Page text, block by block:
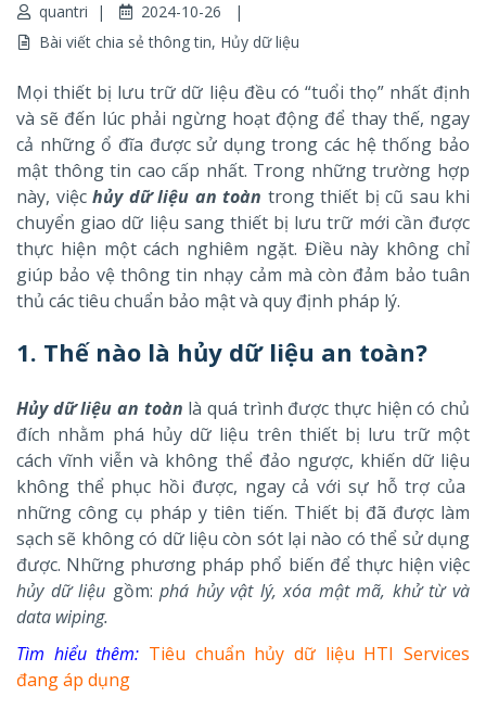
quantri
2024-10-26
Bài viết chia sẻ thông tin, Hủy dữ liệu
Mọi thiết bị lưu trữ dữ liệu đều có “tuổi thọ” nhất định
và sẽ đến lúc phải ngừng hoạt động để thay thế, ngay
cả những ổ đĩa được sử dụng trong các hệ thống bảo
mật thông tin cao cấp nhất. Trong những trường hợp
này, việc hủy dữ liệu an toàn trong thiết bị cũ sau khi
chuyển giao dữ liệu sang thiết bị lưu trữ mới cần được
thực hiện một cách nghiêm ngặt. Điều này không chỉ
giúp bảo vệ thông tin nhạy cảm mà còn đảm bảo tuân
thủ các tiêu chuẩn bảo mật và quy định pháp lý.
1. Thế nào là hủy dữ liệu an toàn?
Hủy dữ liệu an toàn làquá trình được thực hiện có chủ
đích nhằm phá hủy dữ liệu trên thiết bị lưu trữ một
cách vĩnh viễn và không thể đảo ngược, khiến dữ liệu
không thể phục hồi được, ngay cả với sự hỗ trợ của
những công cụ pháp y tiên tiến. Thiết bị đã được làm
sạch sẽ không có dữ liệu còn sót lại nào có thể sử dụng
được. Những phương pháp phổ biến để thực hiện việc
hủy dữ liệu gồm:phá hủy vật lý, xóa mật mã, khử từ và
data wiping.
Tìm hiểu thêm: Tiêu chuẩn hủy dữ liệu HTI Services
đang áp dụng